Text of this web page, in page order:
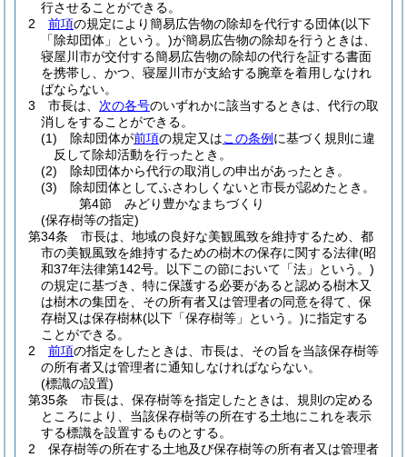
行させることができる。
2
前項の規定により簡易広告物の除却を代行する団体(以下
「除却団体」という。)が簡易広告物の除却を行うときは、
寝屋川市が交付する簡易広告物の除却の代行を証する書面
を携帯し、かつ、寝屋川市が支給する腕章を着用しなけれ
ばならない。
3
市長は、 次の各号のいずれかに該当するときは、代行の取
消しをすることができる。
(1)
除却団体が前項の規定又はこの条例 に基づく規則に違
反して除却活動を行ったとき。
(2)
除却団体から代行の取消しの申出があったとき。
(3)
除却団体としてふさわしくないと市長が認めたとき。
第4節
みどり豊かなまちづくり
(保存樹等の指定)
第34条
市長は、地域の良好な美観風致を維持するため、都
市の美観風致を維持するための樹木の保存に関する法律(昭
和37年法律第142号。以下この節において「法」という。)
の規定に基づき、特に保護する必要があると認める樹木又
は樹木の集団を、その所有者又は管理者の同意を得て、保
存樹又は保存樹林(以下「保存樹等」という。)に指定する
ことができる。
2
前項の指定をしたときは、市長は、その旨を当該保存樹等
の所有者又は管理者に通知しなければならない。
(標識の設置)
第35条
市長は、保存樹等を指定したときは、規則の定める
ところにより、当該保存樹等の所在する土地にこれを表示
する標識を設置するものとする。
2
保存樹等の所在する土地及び保存樹等の所有者又は管理者